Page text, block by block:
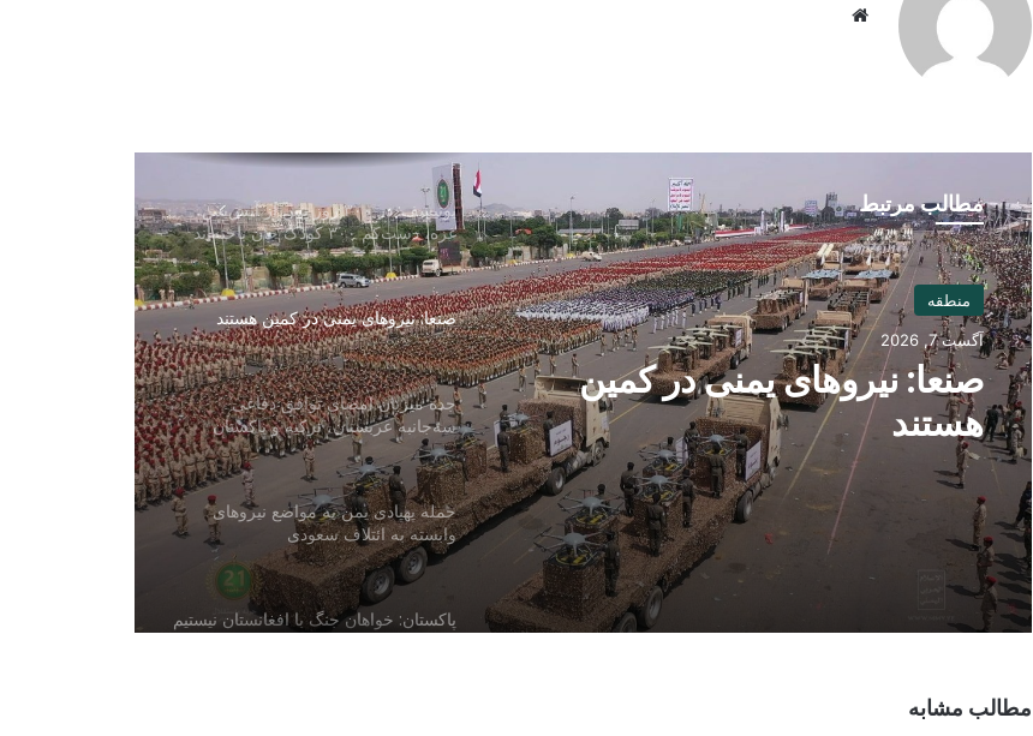
مطالب مرتبط
منطقه
آگست 7, 2026
صنعا: نیروهای یمنی در کمین
هستند
یونیسف: در ۳۰۰ روز پس از آتش‌بس
غزه، دست‌کم ۳۰۰ کودک جان باخته‌اند
صنعا: نیروهای یمنی در کمین هستند
جده میزبان امضای توافق دفاعی
سه‌جانبه عربستان، ترکیه و پاکستان
حمله پهپادی یمن به مواضع نیروهای
وابسته به ائتلاف سعودی
پاکستان: خواهان جنگ با افغانستان نیستیم
مطالب مشابه